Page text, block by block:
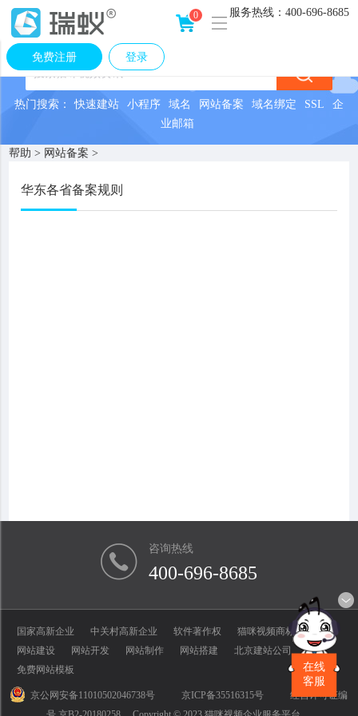
服务热线： 400-696-8685
0
免费注册 登录
在线
客服
热门搜索： 快速建站 小程序 域名 网站备案 域名绑定 SSL
企
业邮箱
帮助 > 网站备案 >
华东各省备案规则
咨询热线
400-696-8685
国家高新企业 中关村高新企业 软件著作权
猫咪视频商标
网站建设
网站开发 网站制作 网站搭建
北京建站公司
免费网站模板
京公网安备11010502046738号 京ICP备35516315号
经营许可证编